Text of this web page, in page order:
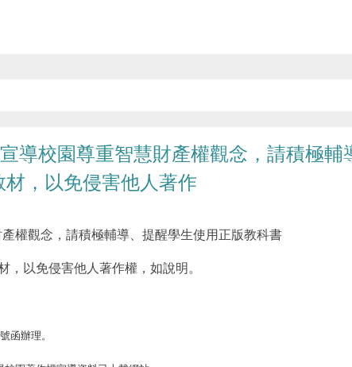
導校園尊重智慧財產權觀念，請積極
，以免侵害他人著作
權觀念，請積極輔導、提醒學生使用正版教科書
以免侵害他人著作權，如說明。
函辦理。